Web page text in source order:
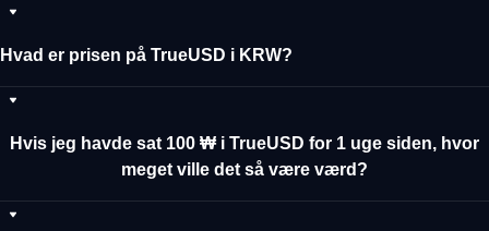
Hvad er prisen på TrueUSD i KRW?
Hvis jeg havde sat 100 ₩ i TrueUSD for 1 uge siden, hvor
meget ville det så være værd?